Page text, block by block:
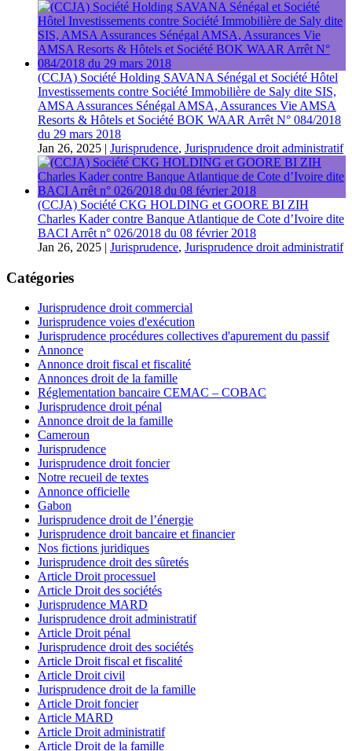
(CCJA) Société Holding SAVANA Sénégal et Société Hôtel
Investissements contre Société Immobilière de Saly dite SIS,
AMSA Assurances Sénégal AMSA, Assurances Vie AMSA
Resorts & Hôtels et Société BOK WAAR Arrêt N° 084/2018
du 29 mars 2018
Jan 26, 2025 | Jurisprudence, Jurisprudence droit administratif
(CCJA) Société CKG HOLDING et GOORE BI ZIH
Charles Kader contre Banque Atlantique de Cote d’Ivoire dite
BACI Arrêt n° 026/2018 du 08 février 2018
Jan 26, 2025 | Jurisprudence, Jurisprudence droit administratif
Catégories
Jurisprudence droit commercial
Jurisprudence voies d'exécution
Jurisprudence procédures collectives d'apurement du passif
Annonce
Annonce droit fiscal et fiscalité
Annonces droit de la famille
Réglementation bancaire CEMAC – COBAC
Jurisprudence droit pénal
Annonce droit de la famille
Cameroun
Jurisprudence
Jurisprudence droit foncier
Notre recueil de textes
Annonce officielle
Gabon
Jurisprudence droit de l’énergie
Jurisprudence droit bancaire et financier
Nos fictions juridiques
Jurisprudence droit des sûretés
Article Droit processuel
Article Droit des sociétés
Jurisprudence MARD
Jurisprudence droit administratif
Article Droit pénal
Jurisprudence droit des sociétés
Article Droit fiscal et fiscalité
Article Droit civil
Jurisprudence droit de la famille
Article Droit foncier
Article MARD
Article Droit administratif
Article Droit de la famille